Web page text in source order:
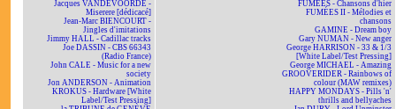
Jacques VANDEVOORDE -
Miserere [dédicacé]
Jean-Marc BIENCOURT -
Jingles d'imitations
Jimmy HALL - Cadillac tracks
Joe DASSIN - CBS 66343
(Radio France)
John CALE - Music for a new
society
Jon ANDERSON - Animation
KROKUS - Hardware [White
Label/Test Pressing]
FUMÉES - Chansons d'hier
FUMÉES II - Mélodies et
chansons
GAMINE - Dream boy
Gary NUMAN - New anger
George HARRISON - 33 & 1/3
[White Label/Test Pressing]
George MICHAEL - Amazing
GROOVERIDER - Rainbows of
colour (MAW remixes)
HAPPY MONDAYS - Pills 'n'
thrills and bellyaches